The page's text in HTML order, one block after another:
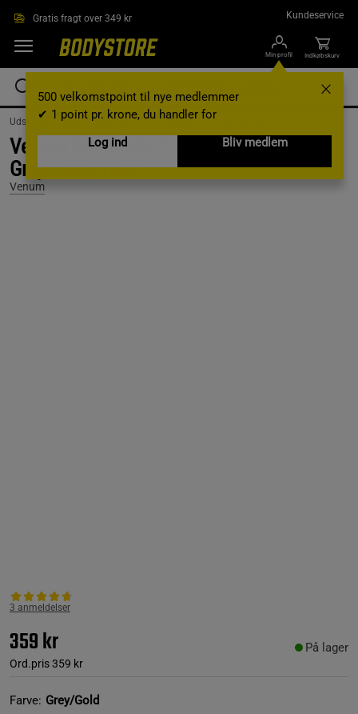
Gratis fragt over 349 kr Kundeservice
Min profil
500 velkomstpoint til nye medlemmer
✔ 1 point pr. krone, du handler for
Log ind
Bliv medlem
Indkøbskurv
Udstyr og tilbehør /Kampsport /Handsker /Boksehandsker
Venum Contender 1.5 Boxing Gloves,
Grey/Gold, 10oz
Venum
3 anmeldelser
359 kr
Ord.pris359 kr
På lager
Farve: Grey/Gold